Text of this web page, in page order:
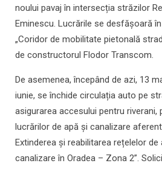
noului pavaj în intersecția străzilor
Eminescu. Lucrările se desfășoară
„Coridor de mobilitate pietonală
de constructorul Flodor Transcom.
De asemenea, începând de azi, 13
iunie, se închide circulația auto pe
asigurarea accesului pentru
lucrărilor de apă și canalizare
Extinderea și reabilitarea rețelelor
canalizare în Oradea – Zona 2”.